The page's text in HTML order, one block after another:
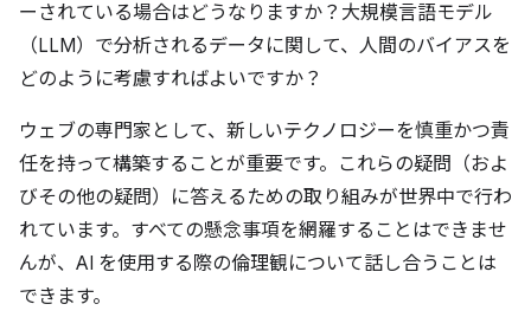
ーされている場合はどうなりますか？大規模言語モデル
（LLM）で分析されるデータに関して、人間のバイアスを
どのように考慮すればよいですか？
ウェブの専門家として、新しいテクノロジーを慎重かつ責
任を持って構築することが重要です。これらの疑問（およ
びその他の疑問）に答えるための取り組みが世界中で行わ
れています。すべての懸念事項を網羅することはできませ
んが、AI を使用する際の倫理観について話し合うことは
できます。